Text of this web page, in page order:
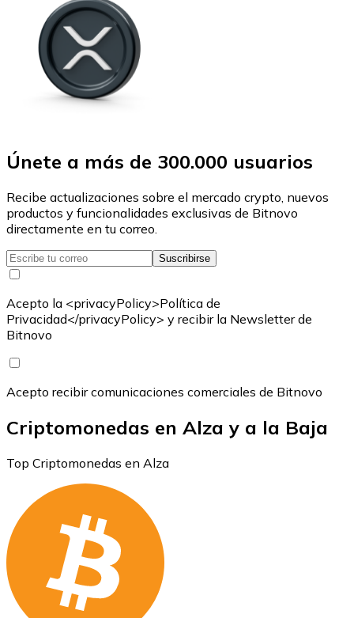
Únete a más de 300.000 usuarios
Recibe actualizaciones sobre el mercado crypto, nuevos
productos y funcionalidades exclusivas de Bitnovo
directamente en tu correo.
Suscribirse
Acepto la <privacyPolicy>Política de
Privacidad</privacyPolicy> y recibir la Newsletter de
Bitnovo
Acepto recibir comunicaciones comerciales de Bitnovo
Criptomonedas en Alza y a la Baja
Top Criptomonedas en Alza